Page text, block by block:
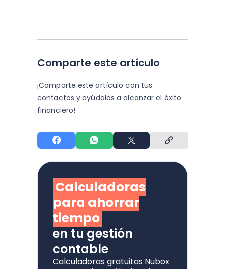
Comparte este artículo
¡Comparte este artículo con tus
contactos y ayúdalos a alcanzar el éxito
financiero!
Calculadoras
para ahorrar
tiempo
en tu gestión
contable
Calculadoras gratuitas Nubox